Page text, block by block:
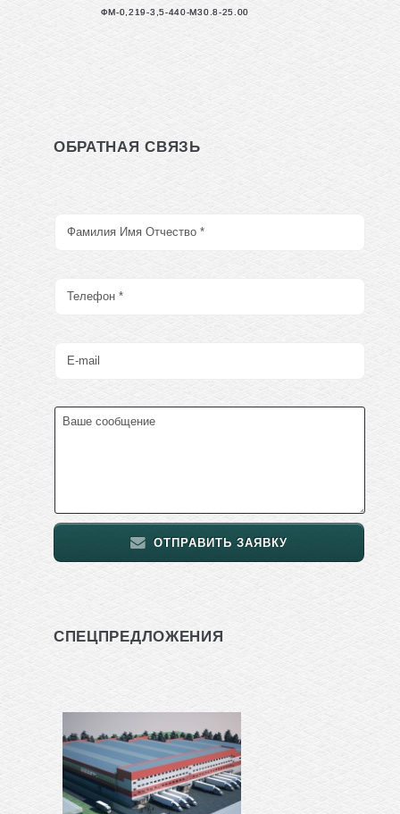
ФМ-0,219-3,5-440-М30.8-25.00
ОБРАТНАЯ СВЯЗЬ
ОТПРАВИТЬ ЗАЯВКУ
СПЕЦПРЕДЛОЖЕНИЯ